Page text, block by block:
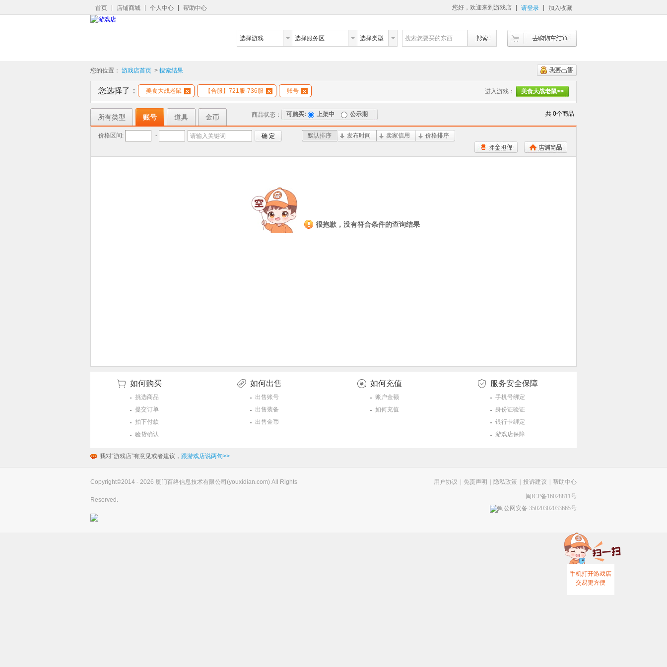
您好，欢迎来到游戏店 请登录 加入收藏
首页 店铺商城 个人中心 帮助中心
选择游戏 选择服务区 选择类型 搜索您要买的东西
您的位置： 游戏店首页 > 搜索结果
您选择了： 美食大战老鼠 【合服】721服-736服 账号 进入游戏： 美食大战老鼠>>
所有类型 账号 道具 金币 共 0个商品
商品状态： 可购买: 上架中 公示期
价格区间: - 请输入关键词 确 定 默认排序 发布时间 卖家信用 价格排序
很抱歉，没有符合条件的查询结果
如何购买
挑选商品
提交订单
拍下付款
验货确认
如何出售
出售账号
出售装备
出售金币
如何充值
账户金额
如何充值
服务安全保障
手机号绑定
身份证验证
银行卡绑定
游戏店保障
我对“游戏店”有意见或者建议， 跟游戏店说两句>>
Copyright©2014 - 2026 厦门百络信息技术有限公司(youxidian.com) All Rights
Reserved.
帮助中心
投诉建议
隐私政策
免责声明
用户协议
闽ICP备16028811号
闽公网安备 35020302033665号
手机打开游戏店
交易更方便